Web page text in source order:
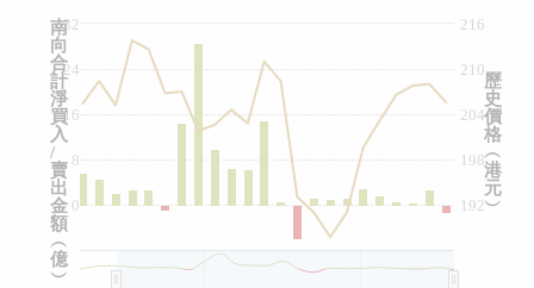
0
8
16
24
32
192
198
204
210
216
南
向
合
計
淨
買
入
/
賣
出
金
額
︵
億
︶
歷
史
價
格
︵
港
元
︶